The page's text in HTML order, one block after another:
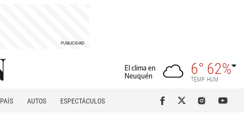
El clima en
Neuquén
6°
TEMP
62%
HUM
PAÍS AUTOS
ESPECTÁCULOS